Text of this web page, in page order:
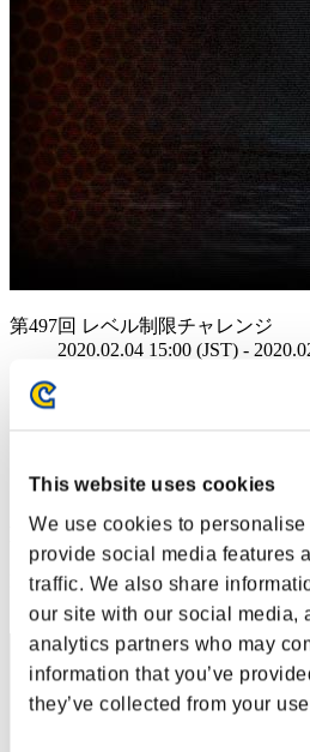
This website uses cookies
We use cookies to
provide social media features
traffic. We also share
our site with our social media,
analytics partners who may
information that you’ve
they’ve collected from your
第497回 レベル制限チャレンジ
2020.02.04 15:00 (JST) -
※ランキングは6時間毎の更新とな
RANKING
RANK
40